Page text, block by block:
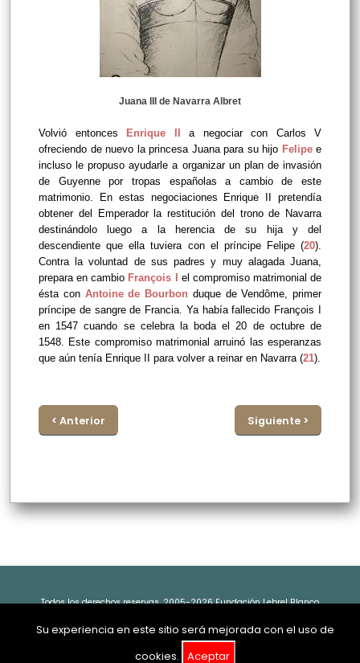
Juana III de Navarra Albret
Volvió entonces Enrique II
a negociar con Carlos V
ofreciendo de nuevo la princesa Juana para su hijo Felipe e
incluso le propuso ayudarle a organizar un plan de invasión
de Guyenne por tropas españolas a cambio de este
matrimonio. En estas negociaciones Enrique II pretendía
obtener del Emperador la restitución del trono de Navarra
destinándolo luego a la herencia de su hija y del
descendiente que ella tuviera con el príncipe Felipe (20).
Contra la voluntad de sus padres y muy alagada Juana,
preparaen cambio François I
el compromiso matrimonial de
ésta con Antoine de Bourbon duque de Vendôme, primer
príncipe de sangre de Francia. Ya había fallecido François I
en 1547 cuando se celebra la boda el 20 de octubre de
1548. Este compromiso matrimonial arruinó las esperanzas
que aún tenía Enrique II para volver a reinar en Navarra (21).
< Anterior Siguiente >
Todos los derechos reservas. 2005-2026 Fundación Lebrel Blanco
Su experiencia en este sitio será mejorada con el uso de
cookies. Aceptar